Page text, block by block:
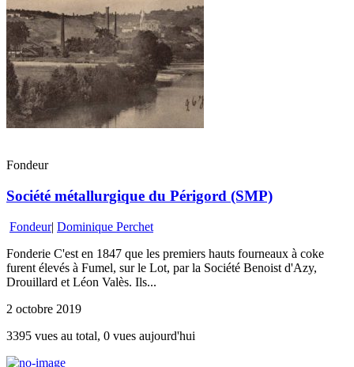
Fondeur
Société métallurgique du Périgord (SMP)
Fondeur| Dominique Perchet
Fonderie C'est en 1847 que les premiers hauts fourneaux à coke
furent élevés à Fumel, sur le Lot, par la Société Benoist d'Azy,
Drouillard et Léon Valès. Ils...
2 octobre 2019
3395 vues au total, 0 vues aujourd'hui